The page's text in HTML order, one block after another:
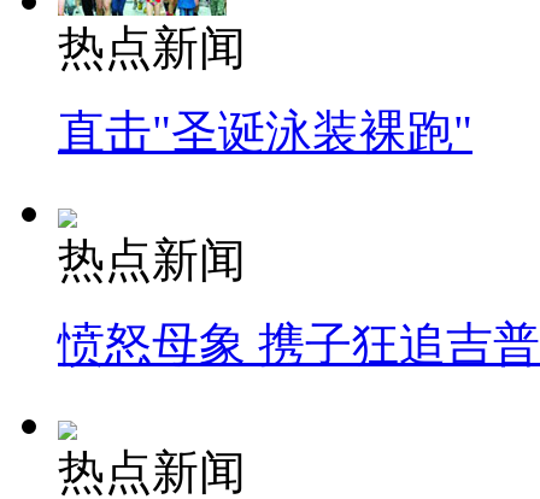
热点新闻
直击"圣诞泳装裸跑"
热点新闻
愤怒母象 携子狂追吉
热点新闻